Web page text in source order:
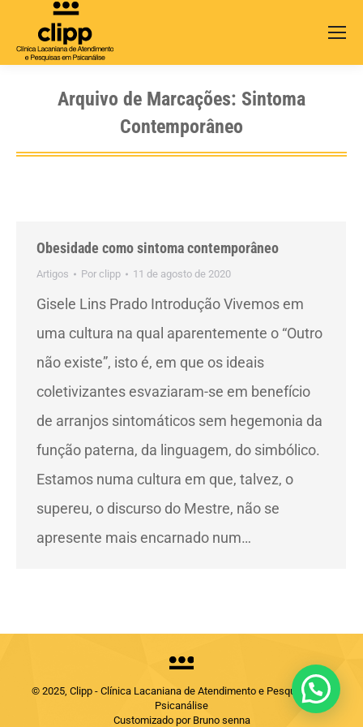
Arquivo de Marcações: Sintoma
Contemporâneo
Obesidade como sintoma contemporâneo
Artigos Por clipp 11 de agosto de 2020
Gisele Lins Prado Introdução Vivemos em
uma cultura na qual aparentemente o “Outro
não existe”, isto é, em que os ideais
coletivizantes esvaziaram-se em benefício
de arranjos sintomáticos sem hegemonia da
função paterna, da linguagem, do simbólico.
Estamos numa cultura em que, talvez, o
supereu, o discurso do Mestre, não se
apresente mais encarnado num…
© 2025, Clipp - Clínica Lacaniana de Atendimento e Pesquisas em
Psicanálise
Customizado por Bruno senna